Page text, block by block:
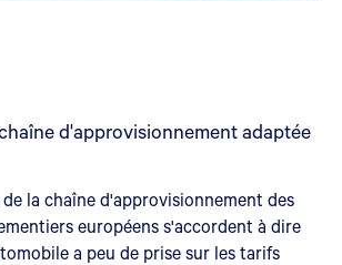
d'approvisionnement adaptée
la chaîne d'approvisionnement des
européens s'accordent à dire
a peu de prise sur les tarifs